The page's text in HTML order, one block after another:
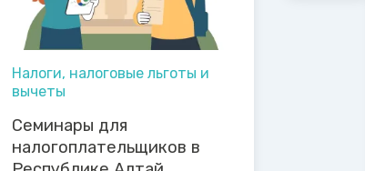
Налоги, налоговые льготы и
вычеты
Семинары для
налогоплательщиков в